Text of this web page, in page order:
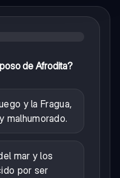
de Afrodita?
y la Fragua,
malhumorado.
mar y los
por ser